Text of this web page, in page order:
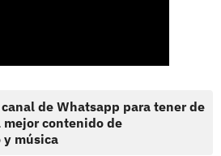
de Whatsapp para tener de
mejor contenido de
música